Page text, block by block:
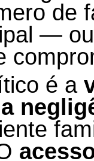
de
—
é a